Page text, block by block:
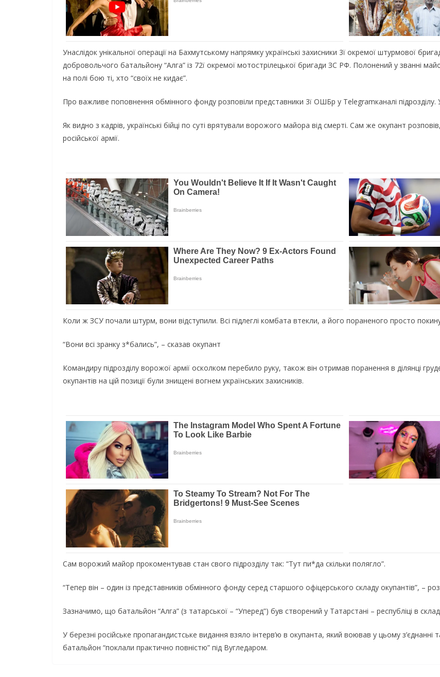
Унаслідок унікальної операції на Бахмутському напрямку українські захисники 3ї окремої штурмової
добровольчого батальйону “Алга” із 72ї окремої мотострілецької бригади ЗС РФ. Полонений у званні
на полі бою ті, хто “своїх не кидає”.
Про важливе поповнення обмінного фонду розповіли представники 3ї ОШБр у Telegramканалі підрозділу.
Як видно з кадрів, українські бійці по суті врятували ворожого майора від смерті. Сам же окупант
російської армії.
Коли ж ЗСУ почали штурм, вони відступили. Всі підлеглі комбата втекли, а його пораненого просто
“Вони всі зранку з*бались”, – сказав окупант
Командиру підрозділу ворожої армії осколком перебило руку, також він отримав поранення в ділянці
окупантів на цій позиції були знищені вогнем українських захисників.
Сам ворожий майор прокоментував стан свого підрозділу так: “Тут пи*да скільки полягло”.
“Тепер він – один із представників обмінного фонду серед старшого офіцерського складу окупантів”, –
Зазначимо, що батальйон “Алга” (з татарської – “Уперед”) був створений у Татарстані – республіці в
У березні російське пропагандистське видання взяло інтерв’ю в окупанта, який воював у цьому
батальйон “поклали практично повністю” під Вугледаром.